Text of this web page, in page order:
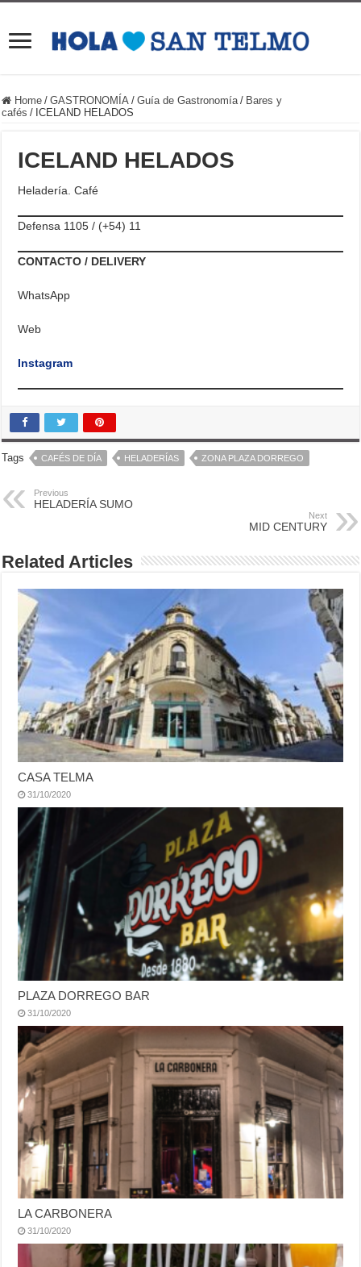
Home / GASTRONOMÍA / Guía de Gastronomía / Bares y
cafés / ICELAND HELADOS
ICELAND HELADOS
Heladería. Café
Defensa 1105 / (+54) 11
CONTACTO / DELIVERY
WhatsApp
Web
Instagram
Tags CAFÉS DE DÍA HELADERÍAS ZONA PLAZA DORREGO
Previous
HELADERÍA SUMO
Next
MID CENTURY
Related Articles
CASA TELMA
31/10/2020
PLAZA DORREGO BAR
31/10/2020
LA CARBONERA
31/10/2020